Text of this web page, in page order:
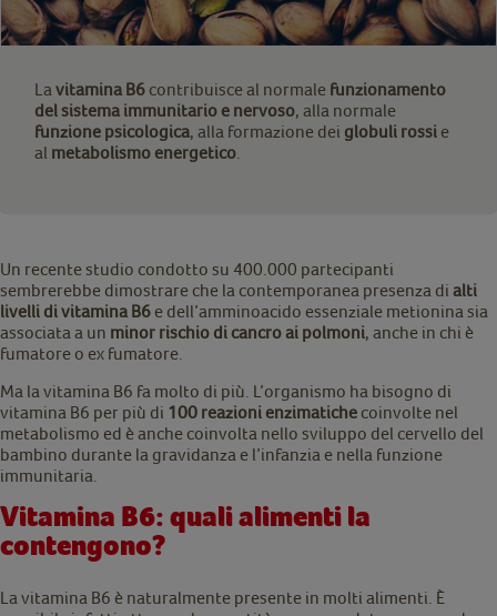
La vitamina B6 contribuisce al normale funzionamento
del sistema immunitario e nervoso, alla normale
funzione psicologica, alla formazione dei globuli rossi e
al metabolismo energetico
Un recente studio condotto su 400.000 partecipanti
sembrerebbe dimostrare che la contemporanea presenza di alti
livelli di vitamina B6 e dell’amminoacido essenziale metionina sia
associata a un minor rischio di cancro ai polmoni, anche in chi è
fumatore o ex fumatore.
Ma la vitamina B6 fa molto di più. L’organismo ha bisogno di
vitamina B6 per più di 100 reazioni enzimatiche coinvolte nel
metabolismo ed è anche coinvolta nello sviluppo del cervello del
bambino durante la gravidanza e l’infanzia e nella funzione
immunitaria.
Vitamina B6: quali alimenti la
contengono?
La vitamina B6 è naturalmente presente in molti alimenti. È